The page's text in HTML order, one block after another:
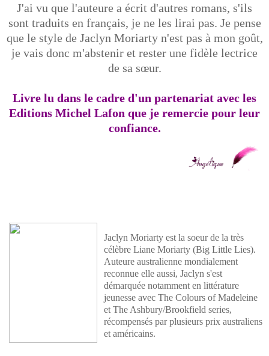
J'ai vu que l'auteure a écrit d'autres romans, s'ils
sont traduits en français, je ne les lirai pas. Je pense
que le style de Jaclyn Moriarty n'est pas à mon goût,
je vais donc m'abstenir et rester une fidèle lectrice
de sa sœur.
Livre lu dans le cadre d'un partenariat avec les
Editions Michel Lafon que je remercie pour leur
confiance.
Jaclyn Moriarty est la soeur de la très
célèbre Liane Moriarty (Big Little Lies).
Auteure australienne mondialement
reconnue elle aussi, Jaclyn s'est
démarquée notamment en littérature
jeunesse avec The Colours of Madeleine
et The Ashbury/Brookfield series,
récompensés par plusieurs prix australiens
et américains.